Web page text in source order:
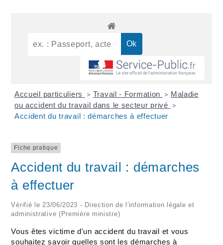
Accueil particuliers > Travail - Formation > Maladie
ou accident du travail dans le secteur privé
>
Accident du travail : démarches à effectuer
Fiche pratique
Accident du travail : démarches
à effectuer
Vérifié le 23/06/2023 - Direction de l'information légale et
administrative (Première ministre)
Vous êtes victime d'un accident du travail et vous
souhaitez savoir quelles sont les démarches à